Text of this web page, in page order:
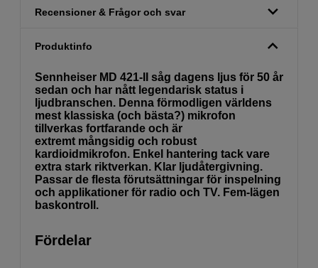
Recensioner & Frågor och svar
Produktinfo
Sennheiser MD 421-II såg dagens ljus för 50 år
sedan och har nått legendarisk status i
ljudbranschen. Denna förmodligen världens
mest klassiska (och bästa?) mikrofon
tillverkas fortfarande och är
extremt mångsidig och robust
kardioidmikrofon. Enkel hantering tack vare
extra stark riktverkan. Klar ljudåtergivning.
Passar de flesta förutsättningar för inspelning
och applikationer för radio och TV. Fem-lägen
baskontroll.
Fördelar